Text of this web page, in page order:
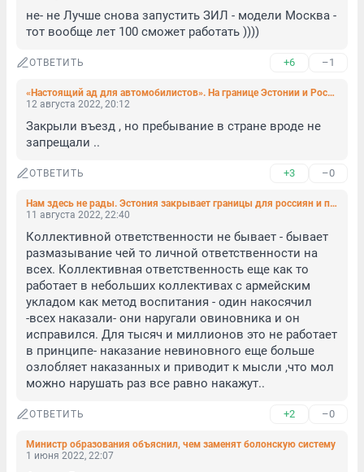
не- не Лучше снова запустить ЗИЛ - модели Москва -
тот вообще лет 100 сможет работать ))))
ОТВЕТИТЬ +6 –1
«Настоящий ад для автомобилистов». На границе Эстонии и России возникли многочасовые пробки
12 августа 2022, 20:12
Закрыли въезд , но пребывание в стране вроде не
запрещали ..
ОТВЕТИТЬ +3 –0
Нам здесь не рады. Эстония закрывает границы для россиян и призывает другие страны следовать ее примеру
11 августа 2022, 22:40
Коллективной ответственности не бывает - бывает
размазывание чей то личной ответственности на
всех. Коллективная ответственность еще как то
работает в небольших коллективах с армейским
укладом как метод воспитания - один накосячил
-всех наказали- они наругали овиновника и он
исправился. Для тысяч и миллионов это не работает
в принципе- наказание невиновного еще больше
озлобляет наказанных и приводит к мысли ,что мол
можно нарушать раз все равно накажут..
ОТВЕТИТЬ +2 –0
Министр образования объяснил, чем заменят болонскую систему
1 июня 2022, 22:07